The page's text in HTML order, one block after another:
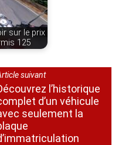
sur le prix
125
suivant
l’historique
d’un véhicule
seulement la